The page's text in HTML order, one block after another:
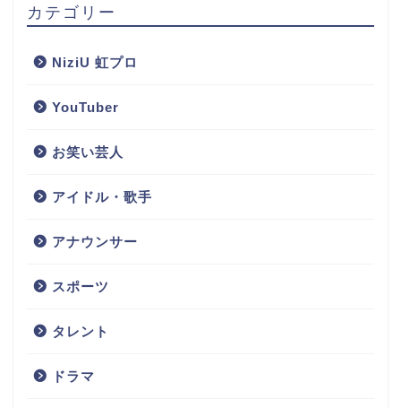
カテゴリー
NiziU 虹プロ
YouTuber
お笑い芸人
アイドル・歌手
アナウンサー
スポーツ
タレント
ドラマ